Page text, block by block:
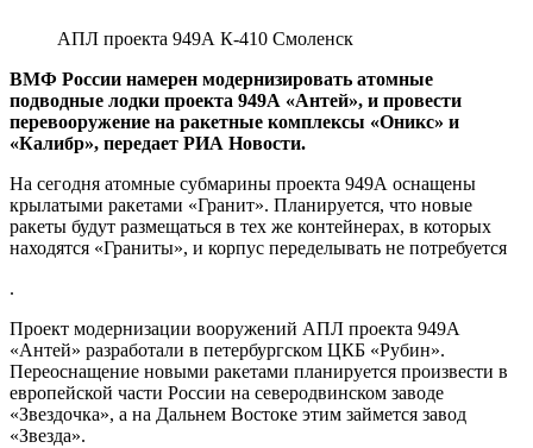
АПЛ проекта 949А К-410 Смоленск
ВМФ России намерен модернизировать атомные
подводные лодки проекта 949А «Антей», и провести
перевооружение на ракетные комплексы «Оникс» и
«Калибр», передает РИА Новости.
На сегодня атомные субмарины проекта 949А оснащены
крылатыми ракетами «Гранит». Планируется, что новые
ракеты будут размещаться в тех же контейнерах, в которых
находятся «Граниты», и корпус переделывать не потребуется
.
Проект модернизации вооружений АПЛ проекта 949А
«Антей» разработали в петербургском ЦКБ «Рубин».
Переоснащение новыми ракетами планируется произвести в
европейской части России на северодвинском заводе
«Звездочка», а на Дальнем Востоке этим займется завод
«Звезда».